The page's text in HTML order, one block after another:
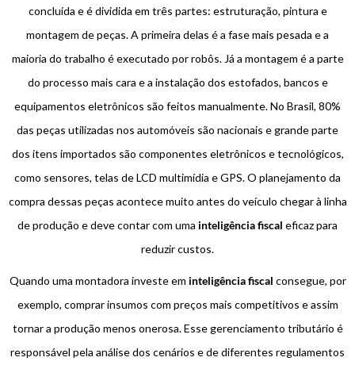
concluída e é dividida em três partes: estruturação, pintura e
montagem de peças. A primeira delas é a fase mais pesada e a
maioria do trabalho é executado por robôs. Já a montagem é a parte
do processo mais cara e a instalação dos estofados, bancos e
equipamentos eletrônicos são feitos manualmente. No Brasil, 80%
das peças utilizadas nos automóveis são nacionais e grande parte
dos itens importados são componentes eletrônicos e tecnológicos,
como sensores, telas de LCD multimídia e GPS. O planejamento da
compra dessas peças acontece muito antes do veículo chegar à linha
de produção e deve contar com uma inteligência fiscal eficaz para
reduzir custos.
Quando uma montadora investe em inteligência fiscal consegue, por
exemplo, comprar insumos com preços mais competitivos e assim
tornar a produção menos onerosa. Esse gerenciamento tributário é
responsável pela análise dos cenários e de diferentes regulamentos